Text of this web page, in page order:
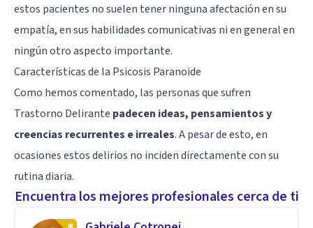
estos pacientes no suelen tener ninguna afectación en su
empatía, en sus habilidades comunicativas ni en general en
ningún otro aspecto importante.
Características de la Psicosis Paranoide
Como hemos comentado, las personas que sufren
Trastorno Delirante padecen ideas, pensamientos y
creencias recurrentes e irreales. A pesar de esto, en
ocasiones estos delirios no inciden directamente con su
rutina diaria.
Encuentra los mejores profesionales cerca de ti